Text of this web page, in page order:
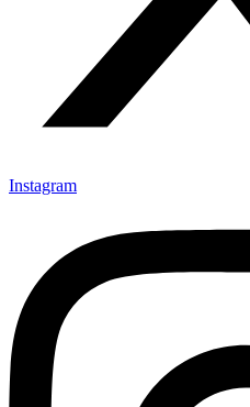
Instagram